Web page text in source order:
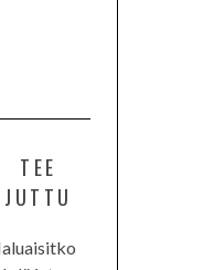
TEE
JUTTU